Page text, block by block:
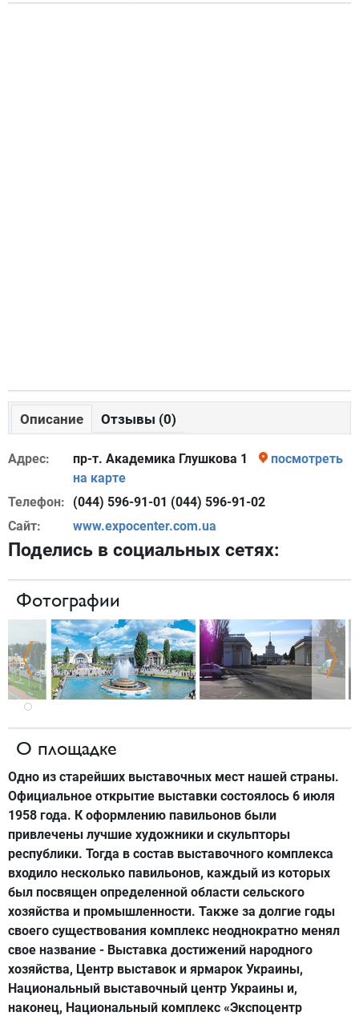
Описание Отзывы (0)
Адрес: пр-т. Академика Глушкова 1
посмотреть
на карте
Телефон:
(044) 596-91-01 (044) 596-91-02
Сайт:
www.expocenter.com.ua
Поделись в социальных сетях:
Фотографии
О площадке
Одно из старейших выставочных мест нашей страны.
Официальное открытие выставки состоялось 6 июля
1958 года. К оформлению павильонов были
привлечены лучшие художники и скульпторы
республики. Тогда в состав выставочного комплекса
входило несколько павильонов, каждый из которых
был посвящен определенной области сельского
хозяйства и промышленности. Также за долгие годы
своего существования комплекс неоднократно менял
свое название - Выставка достижений народного
хозяйства, Центр выставок и ярмарок Украины,
Национальный выставочный центр Украины и,
наконец, Национальный комплекс «Экспоцентр